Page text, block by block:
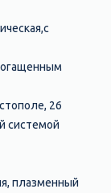
26
системой
плазменный